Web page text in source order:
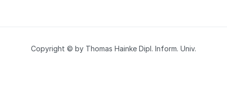
Copyright © by Thomas Hainke Dipl. Inform. Univ.